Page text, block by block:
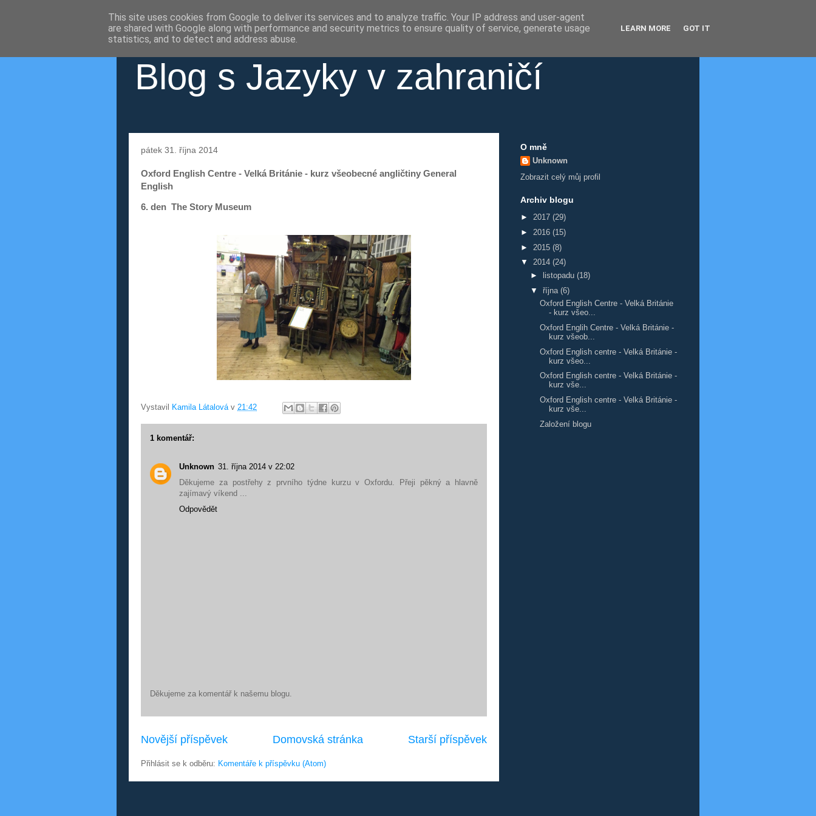
Blog s Jazyky v zahraničí
pátek 31. října 2014
Oxford English Centre - Velká Británie - kurz všeobecné angličtiny General
English
6. den The Story Museum
Vystavil Kamila Látalová v 21:42
1 komentář:
Unknown 31. října 2014 v 22:02
Děkujeme za postřehy z prvního týdne kurzu v Oxfordu. Přeji pěkný a hlavně
zajímavý víkend ...
Odpovědět
Děkujeme za komentář k našemu blogu.
Novější příspěvek Starší příspěvek
Domovská stránka
Přihlásit se k odběru: Komentáře k příspěvku (Atom)
O mně
Unknown
Zobrazit celý můj profil
Archiv blogu
► 2017 (29)
► 2016 (15)
► 2015 (8)
▼ 2014 (24)
►
listopadu (18)
▼ října (6)
Oxford English Centre - Velká Británie
- kurz všeo...
Oxford Englih Centre - Velká Británie -
kurz všeob...
Oxford English centre - Velká Británie -
kurz všeo...
Oxford English centre - Velká Británie -
kurz vše...
Oxford English centre - Velká Británie -
kurz vše...
Založení blogu
This site uses cookies from Google to deliver its services and to analyze traffic. Your IP address and user-agent
are shared with Google along with performance and security metrics to ensure quality of service, generate usage
statistics, and to detect and address abuse.
LEARN MORE GOT IT